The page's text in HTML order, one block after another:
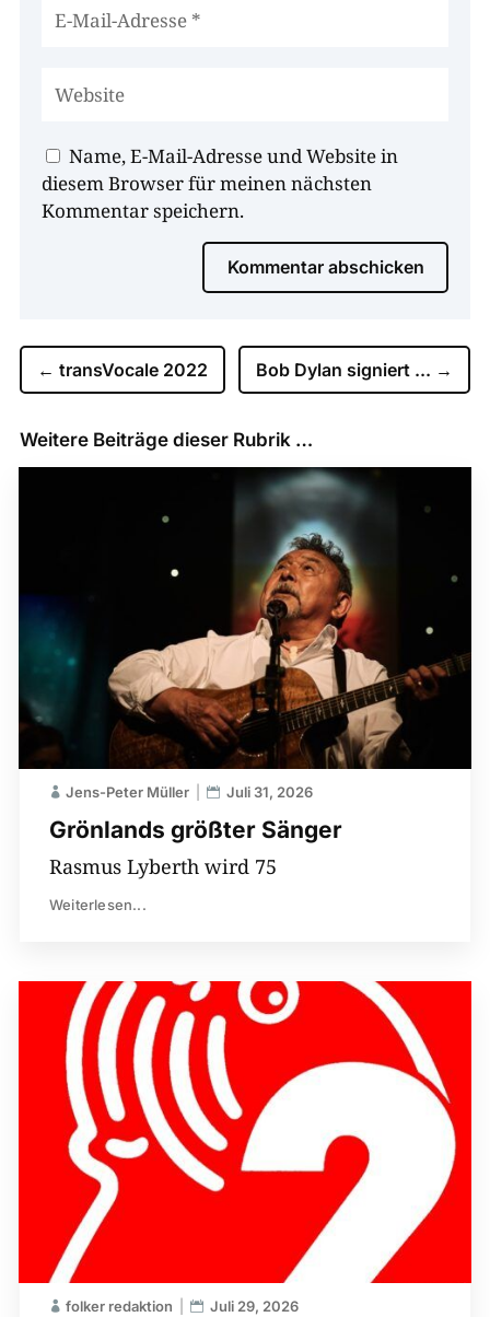
Name, E-Mail-Adresse und Website in
diesem Browser für meinen nächsten
Kommentar speichern.
Kommentar abschicken
← transVocale 2022 Bob Dylan signiert ... →
Weitere Beiträge dieser Rubrik …
Grönlands größter Sänger
Jens-Peter Müller Juli 31, 2026
Rasmus Lyberth wird 75
Weiterlesen...
folker redaktion Juli 29, 2026